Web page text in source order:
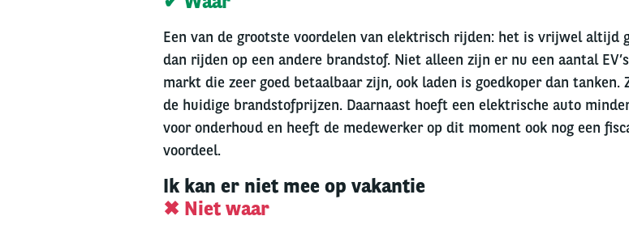
Een van de grootste voordelen van elektrisch rijden: het is vrijwel altijd
dan rijden op een andere brandstof. Niet alleen zijn er nu een aantal
markt die zeer goed betaalbaar zijn, ook laden is goedkoper dan tanken.
de huidige brandstofprijzen. Daarnaast hoeft een elektrische auto
voor onderhoud en heeft de medewerker op dit moment ook nog een
voordeel.
Ik kan er niet mee op vakantie
✖ Niet waar